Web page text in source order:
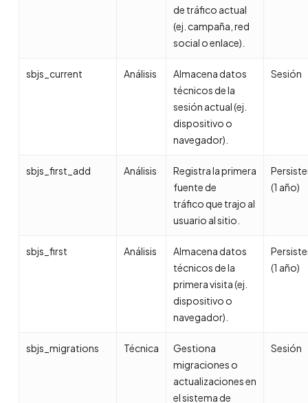
de tráfico actual
(ej. campaña, red
social o enlace).
sbjs_current Análisis
Almacena datos
técnicos de la
sesión actual (ej.
dispositivo o
navegador).
Sesión
sbjs_first_add Análisis
Registra la primera
fuente de
tráfico que trajo al
usuario al sitio.
(1 año)
sbjs_first Análisis
Almacena datos
técnicos de la
primera visita (ej.
dispositivo o
navegador).
(1 año)
sbjs_migrations Técnica
Gestiona
migraciones o
actualizaciones en
el sistema de
Sesión